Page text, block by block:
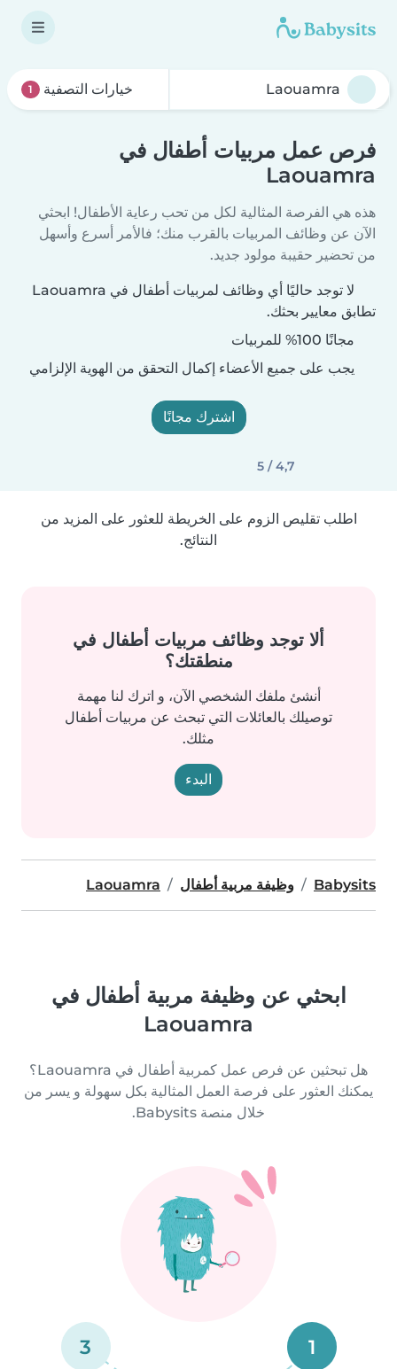
خيارات التصفية 1
فرص عمل مربيات أطفال في
Laouamra
هذه هي الفرصة المثالية لكل من تحب رعاية الأطفال! ابحثي
الآن عن وظائف المربيات بالقرب منك؛ فالأمر أسرع وأسهل
من تحضير حقيبة مولود جديد.
لا توجد حاليًا أي وظائف لمربيات أطفال في Laouamra
تطابق معايير بحثك.
مجانًا 100% للمربيات
يجب على جميع الأعضاء إكمال التحقق من الهوية الإلزامي
اشترك مجانًا
4,7 / 5
اطلب تقليص الزوم على الخريطة للعثور على المزيد من
النتائج.
ألا توجد وظائف مربيات أطفال في
منطقتك؟
أنشئ ملفك الشخصي الآن، و اترك لنا مهمة
توصيلك بالعائلات التي تبحث عن مربيات أطفال
مثلك.
البدء
Babysits وظيفة مربية أطفال Laouamra
ابحثي عن وظيفة مربية أطفال في
Laouamra
هل تبحثين عن فرص عمل كمربية أطفال في Laouamra؟
يمكنك العثور على فرصة العمل المثالية بكل سهولة و يسر من
خلال منصة Babysits.
1
3